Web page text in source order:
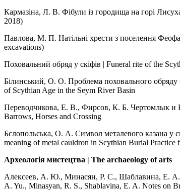
Кармазіна, Л. В. Фібули із городища на горі
2018)
Павлова, М. П. Натільні хрести з поселення
excavations)
Поховальний обряд у скіфів | Funeral rite of the
Білинський, О. О. Проблема поховального обряду
of Scythian Age in the Seym River Basin
Переводчикова, Е. В., Фирсов, К. Б. Чертомлык и
Barrows, Horses and Crossing
Бєлопольська, О. А. Символ металевого казана у
meaning of metal cauldron in Scythian Burial Practice
Археологія мистецтва | The archaeology of arts
Алексеев, А. Ю., Минасян, Р. С., Шаблавина, Е. А.
A. Yu., Minasyan, R. S., Shablavina, E. A. Notes on